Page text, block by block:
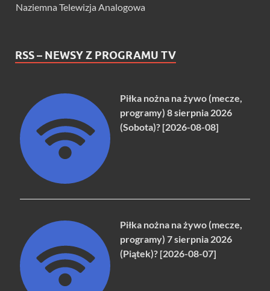
Naziemna Telewizja Analogowa
RSS – NEWSY Z PROGRAMU TV
Piłka nożna na żywo (mecze,
programy) 8 sierpnia 2026
(Sobota)? [2026-08-08]
Piłka nożna na żywo (mecze,
programy) 7 sierpnia 2026
(Piątek)? [2026-08-07]